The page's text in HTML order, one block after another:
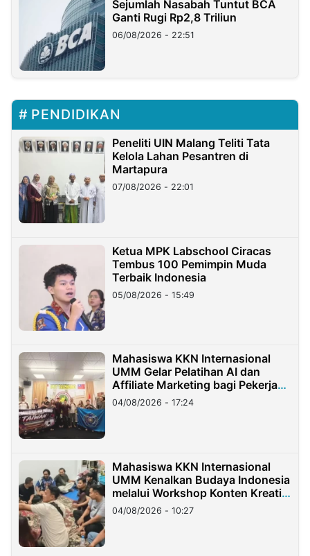
Sejumlah Nasabah Tuntut BCA
Ganti Rugi Rp2,8 Triliun
06/08/2026 - 22:51
PENDIDIKAN
Peneliti UIN Malang Teliti Tata
Kelola Lahan Pesantren di
Martapura
07/08/2026 - 22:01
Ketua MPK Labschool Ciracas
Tembus 100 Pemimpin Muda
Terbaik Indonesia
05/08/2026 - 15:49
Mahasiswa KKN Internasional
UMM Gelar Pelatihan AI dan
Affiliate Marketing bagi Pekerja
Migran Indonesia di Taiwan
04/08/2026 - 17:24
Mahasiswa KKN Internasional
UMM Kenalkan Budaya Indonesia
melalui Workshop Konten Kreatif
di Taiwan
04/08/2026 - 10:27